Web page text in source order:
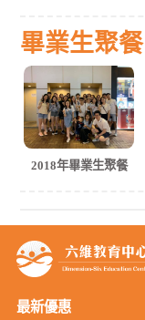
畢業生聚餐
2018年畢業生聚餐
最新優惠